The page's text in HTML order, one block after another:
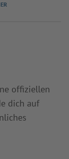
offiziellen
dich auf